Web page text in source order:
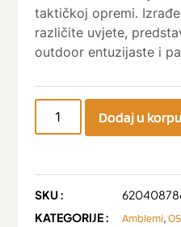
taktičkoj opremi.
različite uvjete,
outdoor entuzijaste i
Dodaj u korpu
SKU :
KATEGORIJE :
Amblemi,